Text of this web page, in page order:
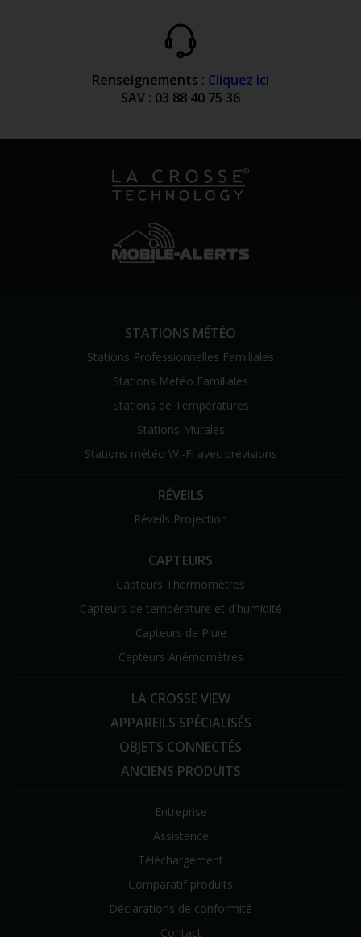
Renseignements : Cliquez ici
SAV : 03 88 40 75 36
STATIONS MÉTÉO
Stations Professionnelles Familiales
Stations Météo Familiales
Stations de Températures
Stations Murales
Stations météo Wi-Fi avec prévisions
RÉVEILS
Réveils Projection
CAPTEURS
Capteurs Thermomètres
Capteurs de température et d'humidité
Capteurs de Pluie
Capteurs Anémomètres
LA CROSSE VIEW
APPAREILS SPÉCIALISÉS
OBJETS CONNECTÉS
ANCIENS PRODUITS
Entreprise
Assistance
Téléchargement
Comparatif produits
Déclarations de conformité
Contact